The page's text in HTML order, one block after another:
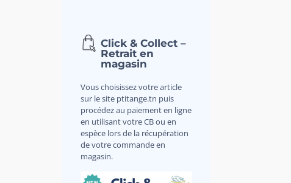
Click & Collect –
Retrait en
magasin
Vous choisissez votre article
sur le site ptitange.tn puis
procédez au paiement en ligne
en utilisant votre CB ou en
espèce lors de la récupération
de votre commande en
magasin.